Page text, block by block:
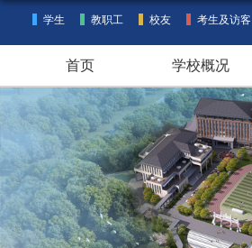
学生 教职工 校友 考生及访客
首页 学校概况